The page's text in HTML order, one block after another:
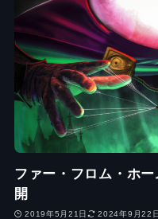
ファー・フロム・ホ
開
2019年5月21日 2024年9月22日